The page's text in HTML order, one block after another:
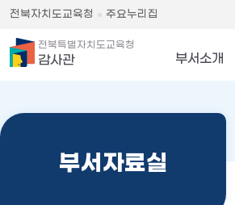
전북자치도교육청 주요누리집
전북특별자치도교육청
감사관 부서소개
부서자료실